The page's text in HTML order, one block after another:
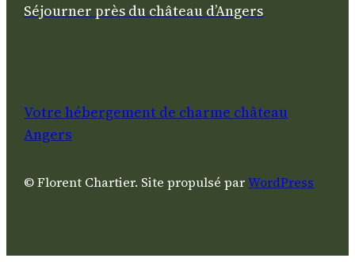
Séjourner près du château d’Angers
Votre hébergement de charme château
Angers
© Florent Chartier. Site propulsé parWordPress